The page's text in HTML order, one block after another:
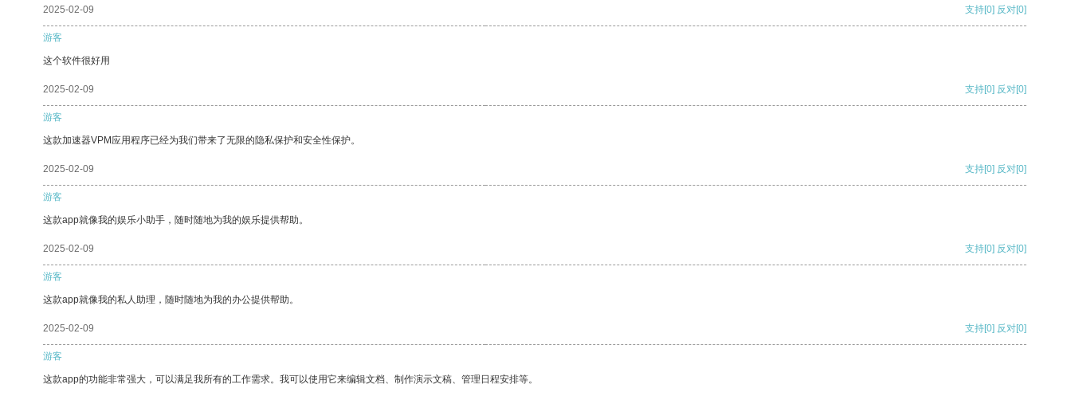
2025-02-09 支持[0] 反对[0]
游客
这个软件很好用
2025-02-09 支持[0] 反对[0]
游客
这款加速器VPM应用程序已经为我们带来了无限的隐私保护和安全性保护。
2025-02-09 支持[0] 反对[0]
游客
这款app就像我的娱乐小助手，随时随地为我的娱乐提供帮助。
2025-02-09 支持[0] 反对[0]
游客
这款app就像我的私人助理，随时随地为我的办公提供帮助。
2025-02-09 支持[0] 反对[0]
游客
这款app的功能非常强大，可以满足我所有的工作需求。我可以使用它来编辑文档、制作演示文稿、管理日程安排等。